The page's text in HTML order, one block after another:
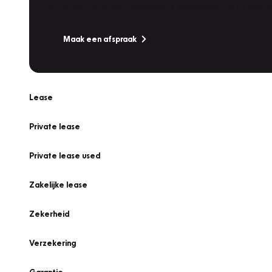
Maak een afspraak
Lease
Private lease
Private lease used
Zakelijke lease
Zekerheid
Verzekering